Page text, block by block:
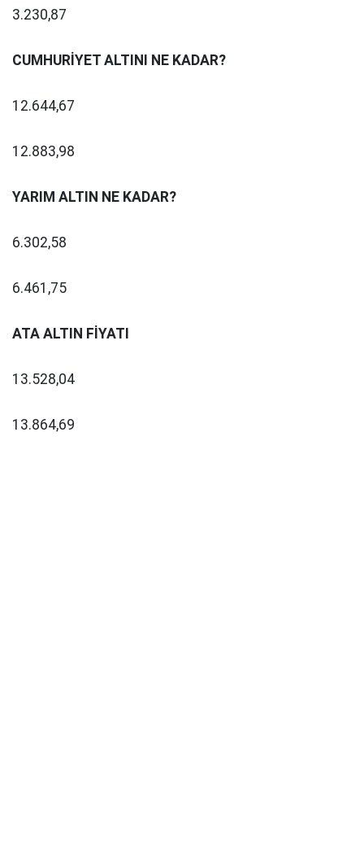
3.230,87
CUMHURİYET ALTINI NE KADAR?
12.644,67
12.883,98
YARIM ALTIN NE KADAR?
6.302,58
6.461,75
ATA ALTIN FİYATI
13.528,04
13.864,69